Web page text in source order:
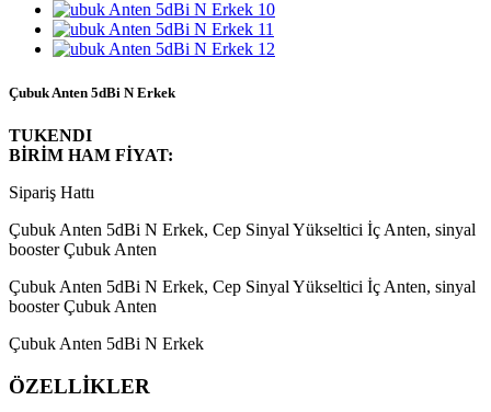
Çubuk Anten 5dBi N Erkek
TUKENDI
BİRİM HAM FİYAT:
Sipariş Hattı
Çubuk Anten 5dBi N Erkek, Cep Sinyal Yükseltici İç Anten, sinyal
booster Çubuk Anten
Çubuk Anten 5dBi N Erkek, Cep Sinyal Yükseltici İç Anten, sinyal
booster Çubuk Anten
Çubuk Anten 5dBi N Erkek
ÖZELLİKLER